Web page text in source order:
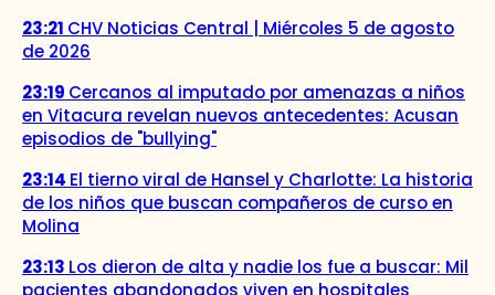
23:21 CHV Noticias Central | Miércoles 5 de agosto
de 2026
23:19 Cercanos al imputado por amenazas a niños
en Vitacura revelan nuevos antecedentes: Acusan
episodios de "bullying"
23:14 El tierno viral de Hansel y Charlotte: La historia
de los niños que buscan compañeros de curso en
Molina
23:13 Los dieron de alta y nadie los fue a buscar: Mil
pacientes abandonados viven en hospitales